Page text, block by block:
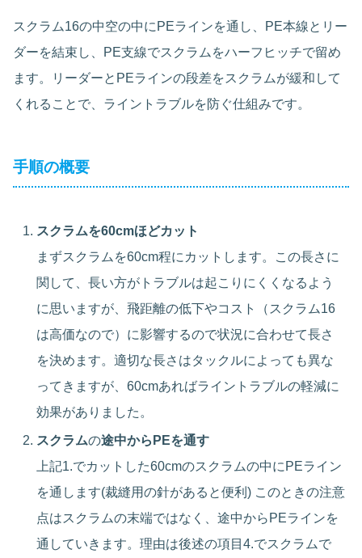
スクラム16の中空の中にPEラインを通し、PE本線とリー
ダーを結束し、PE支線でスクラムをハーフヒッチで留め
ます。リーダーとPEラインの段差をスクラムが緩和して
くれることで、ライントラブルを防ぐ仕組みです。
手順の概要
スクラムを60cmほどカット
まずスクラムを60cm程にカットします。この長さに
関して、長い方がトラブルは起こりにくくなるよう
に思いますが、飛距離の低下やコスト（スクラム16
は高価なので）に影響するので状況に合わせて長さ
を決めます。適切な長さはタックルによっても異な
ってきますが、60cmあればライントラブルの軽減に
効果がありました。
スクラムの途中からPEを通す
上記1.でカットした60cmのスクラムの中にPEライン
を通します(裁縫用の針があると便利) このときの注意
点はスクラムの末端ではなく、途中からPEラインを
通していきます。理由は後述の項目4.でスクラムで